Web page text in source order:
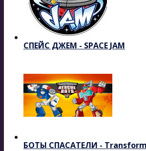
СПЕЙС ДЖЕМ - SPACE JAM
БОТЫ СПАСАТЕЛИ -